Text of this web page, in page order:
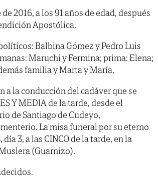
2016, a los 91 años de edad, después
Apostólica.
Balbina Gómez y Pedro Luis
Maruchi y Fermina; prima: Elena;
familia y Marta y María,
a la conducción del cadáver que se
Y MEDIA de la tarde, desde el
de Santiago de Cudeyo,
La misa funeral por su eterno
3, a las CINCO de la tarde, en la
(Guarnizo).